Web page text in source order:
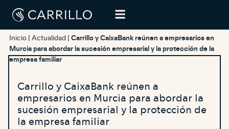
Inicio Actualidad
Carrillo y CaixaBank reúnen a empresarios en
Murcia para abordar la sucesión empresarial y la protección de la
empresa familiar
Carrillo y CaixaBank reúnen a
empresarios en Murcia para abordar la
sucesión empresarial y la protección de
la empresa familiar